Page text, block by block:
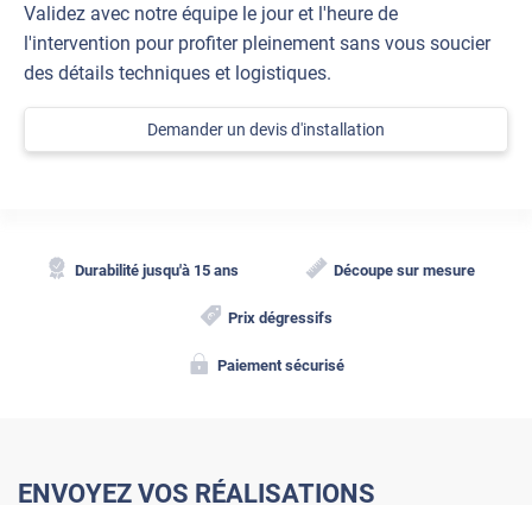
Validez avec notre équipe le jour et l'heure de
l'intervention pour profiter pleinement sans vous soucier
des détails techniques et logistiques.
Demander un devis d'installation
Durabilité jusqu'à 15 ans Découpe sur mesure
Prix dégressifs
Paiement sécurisé
ENVOYEZ VOS RÉALISATIONS